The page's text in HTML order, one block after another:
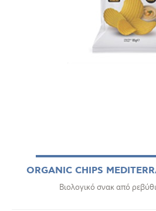
ORGANIC CHIPS
Βιολογικό σνακ από